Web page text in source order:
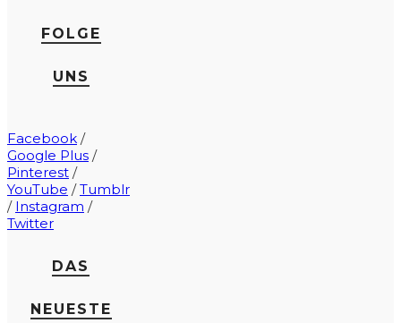
FOLGE
UNS
Facebook /
Google Plus /
Pinterest /
YouTube /Tumblr
/ Instagram /
Twitter
DAS
NEUESTE